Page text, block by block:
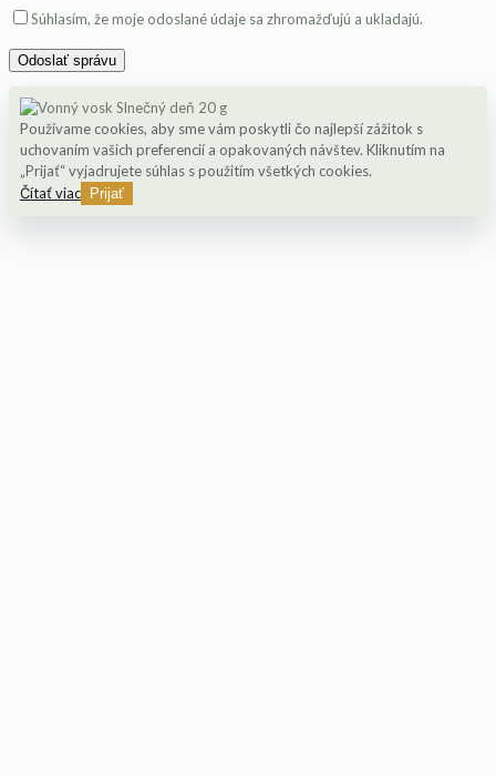
Súhlasím, že moje odoslané údaje sa zhromažďujú a ukladajú.
Používame cookies, aby sme vám poskytli čo najlepší zážitok s
uchovaním vašich preferencií a opakovaných návštev. Kliknutím na
„Prijať“ vyjadrujete súhlas s použitím všetkých cookies.
Čítať viac
Prijať